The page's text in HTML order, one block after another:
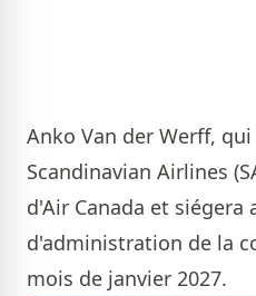
Anko Van der Werff,
Scandinavian Airlines
d'Air Canada et siégera
d'administration de la
mois de janvier 2027.